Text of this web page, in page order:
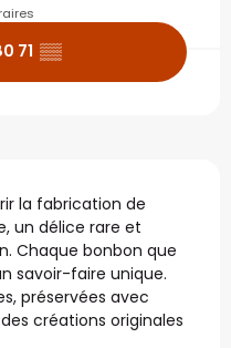
71 ▒▒
la fabrication de
un délice rare et
Chaque bonbon que
savoir-faire unique.
préservées avec
créations originales